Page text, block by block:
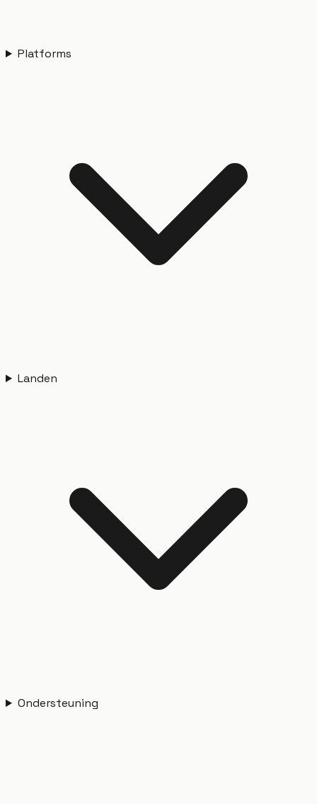
Platforms
Landen
Ondersteuning